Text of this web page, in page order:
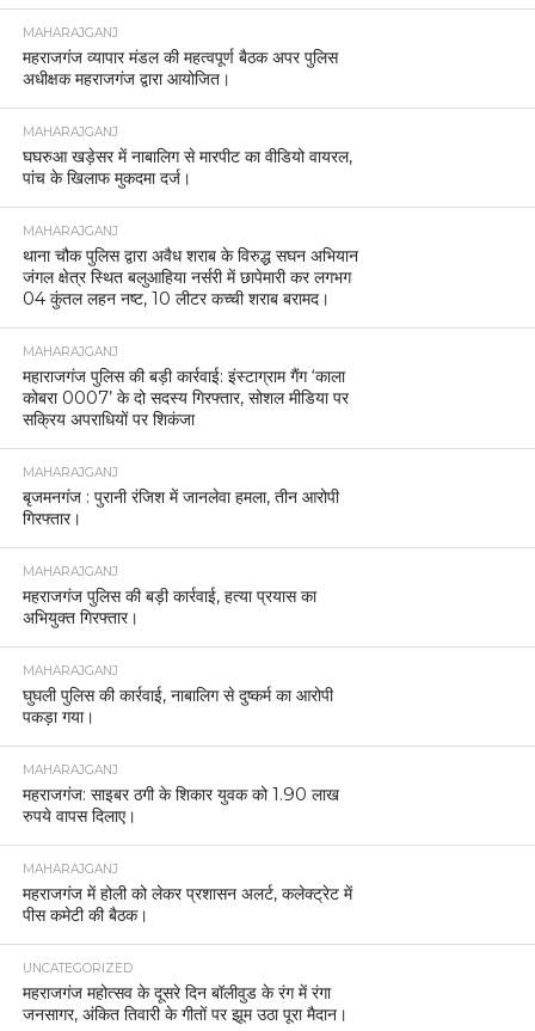
MAHARAJGANJ
महराजगंज व्यापार मंडल की महत्वपूर्ण बैठक अपर पुलिस
अधीक्षक महराजगंज द्वारा आयोजित।
MAHARAJGANJ
घघरुआ खड़ेसर में नाबालिग से मारपीट का वीडियो वायरल,
पांच के खिलाफ मुकदमा दर्ज।
MAHARAJGANJ
थाना चौक पुलिस द्वारा अवैध शराब के विरुद्ध सघन अभियान
जंगल क्षेत्र स्थित बलुआहिया नर्सरी में छापेमारी कर लगभग
04 कुंतल लहन नष्ट, 10 लीटर कच्ची शराब बरामद।
MAHARAJGANJ
महाराजगंज पुलिस की बड़ी कार्रवाई: इंस्टाग्राम गैंग ‘काला
कोबरा 0007’ के दो सदस्य गिरफ्तार, सोशल मीडिया पर
सक्रिय अपराधियों पर शिकंजा
MAHARAJGANJ
बृजमनगंज : पुरानी रंजिश में जानलेवा हमला, तीन आरोपी
गिरफ्तार।
MAHARAJGANJ
महराजगंज पुलिस की बड़ी कार्रवाई, हत्या प्रयास का
अभियुक्त गिरफ्तार।
MAHARAJGANJ
घुघली पुलिस की कार्रवाई, नाबालिग से दुष्कर्म का आरोपी
पकड़ा गया।
MAHARAJGANJ
महराजगंज: साइबर ठगी के शिकार युवक को 1.90 लाख
रुपये वापस दिलाए।
MAHARAJGANJ
महराजगंज में होली को लेकर प्रशासन अलर्ट, कलेक्ट्रेट में
पीस कमेटी की बैठक।
UNCATEGORIZED
महराजगंज महोत्सव के दूसरे दिन बॉलीवुड के रंग में रंगा
जनसागर, अंकित तिवारी के गीतों पर झूम उठा पूरा मैदान।